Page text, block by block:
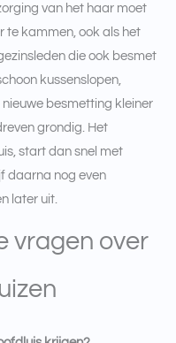
van het haar moet
te kammen, ook als het
die ook besmet
kussenslopen,
besmetting kleiner
grondig. Het
start dan snel met
daarna nog even
later uit.
vragen over